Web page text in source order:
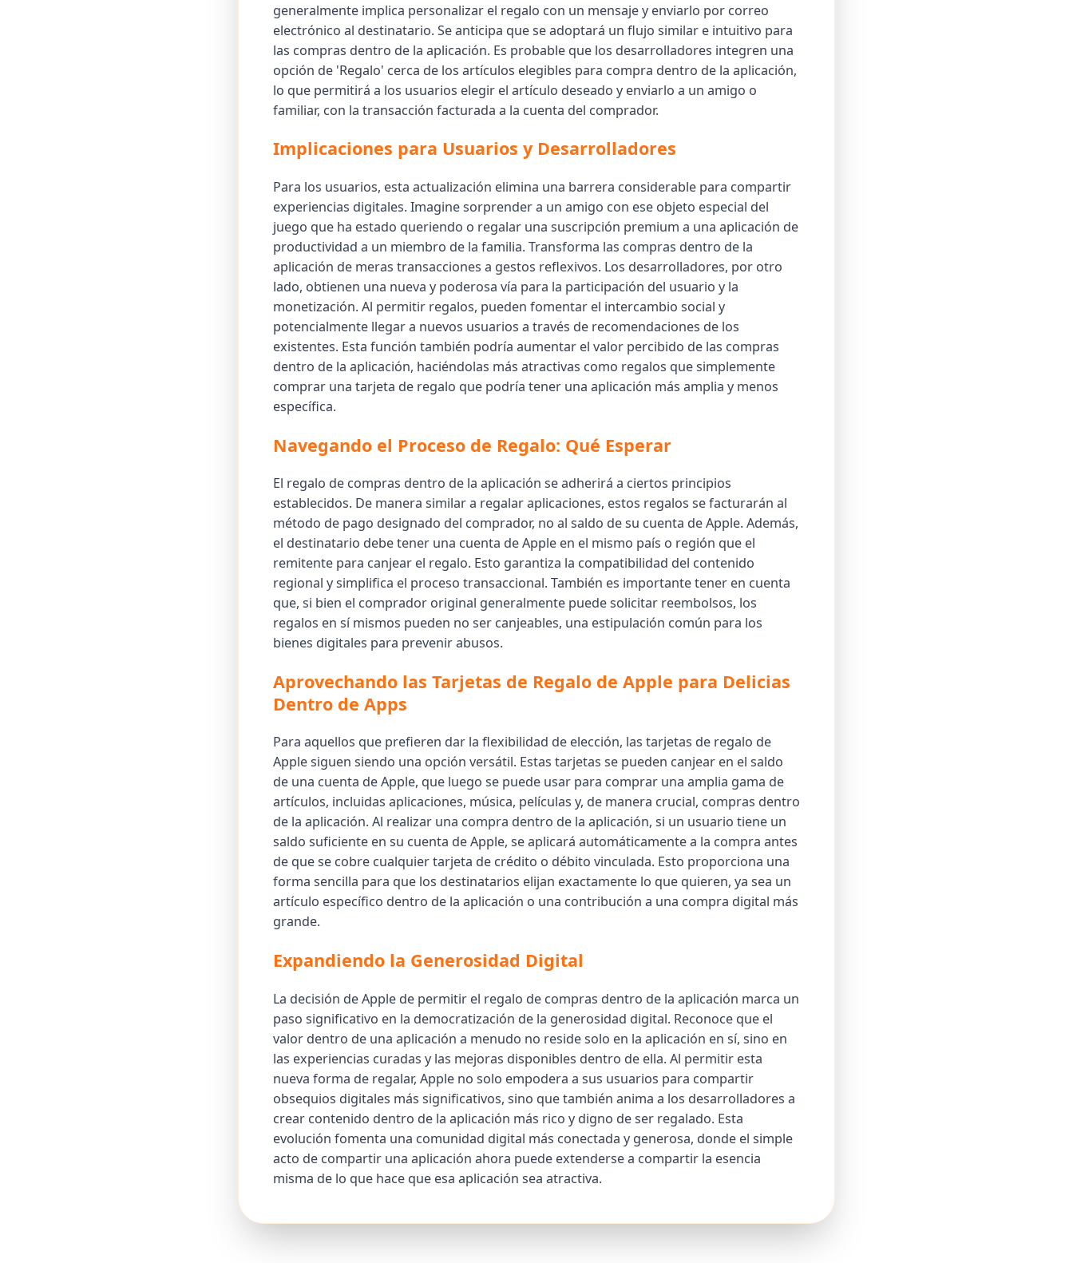
generalmente implica personalizar el regalo con un mensaje y enviarlo por correo
electrónico al destinatario. Se anticipa que se adoptará un flujo similar e intuitivo para
las compras dentro de la aplicación. Es probable que los desarrolladores integren una
opción de 'Regalo' cerca de los artículos elegibles para compra dentro de la aplicación,
lo que permitirá a los usuarios elegir el artículo deseado y enviarlo a un amigo o
familiar, con la transacción facturada a la cuenta del comprador.
Implicaciones para Usuarios y Desarrolladores
Para los usuarios, esta actualización elimina una barrera considerable para compartir
experiencias digitales. Imagine sorprender a un amigo con ese objeto especial del
juego que ha estado queriendo o regalar una suscripción premium a una aplicación de
productividad a un miembro de la familia. Transforma las compras dentro de la
aplicación de meras transacciones a gestos reflexivos. Los desarrolladores, por otro
lado, obtienen una nueva y poderosa vía para la participación del usuario y la
monetización. Al permitir regalos, pueden fomentar el intercambio social y
potencialmente llegar a nuevos usuarios a través de recomendaciones de los
existentes. Esta función también podría aumentar el valor percibido de las compras
dentro de la aplicación, haciéndolas más atractivas como regalos que simplemente
comprar una tarjeta de regalo que podría tener una aplicación más amplia y menos
específica.
Navegando el Proceso de Regalo: Qué Esperar
El regalo de compras dentro de la aplicación se adherirá a ciertos principios
establecidos. De manera similar a regalar aplicaciones, estos regalos se facturarán al
método de pago designado del comprador, no al saldo de su cuenta de Apple. Además,
el destinatario debe tener una cuenta de Apple en el mismo país o región que el
remitente para canjear el regalo. Esto garantiza la compatibilidad del contenido
regional y simplifica el proceso transaccional. También es importante tener en cuenta
que, si bien el comprador original generalmente puede solicitar reembolsos, los
regalos en sí mismos pueden no ser canjeables, una estipulación común para los
bienes digitales para prevenir abusos.
Aprovechando las Tarjetas de Regalo de Apple para Delicias
Dentro de Apps
Para aquellos que prefieren dar la flexibilidad de elección, las tarjetas de regalo de
Apple siguen siendo una opción versátil. Estas tarjetas se pueden canjear en el saldo
de una cuenta de Apple, que luego se puede usar para comprar una amplia gama de
artículos, incluidas aplicaciones, música, películas y, de manera crucial, compras dentro
de la aplicación. Al realizar una compra dentro de la aplicación, si un usuario tiene un
saldo suficiente en su cuenta de Apple, se aplicará automáticamente a la compra antes
de que se cobre cualquier tarjeta de crédito o débito vinculada. Esto proporciona una
forma sencilla para que los destinatarios elijan exactamente lo que quieren, ya sea un
artículo específico dentro de la aplicación o una contribución a una compra digital más
grande.
Expandiendo la Generosidad Digital
La decisión de Apple de permitir el regalo de compras dentro de la aplicación marca un
paso significativo en la democratización de la generosidad digital. Reconoce que el
valor dentro de una aplicación a menudo no reside solo en la aplicación en sí, sino en
las experiencias curadas y las mejoras disponibles dentro de ella. Al permitir esta
nueva forma de regalar, Apple no solo empodera a sus usuarios para compartir
obsequios digitales más significativos, sino que también anima a los desarrolladores a
crear contenido dentro de la aplicación más rico y digno de ser regalado. Esta
evolución fomenta una comunidad digital más conectada y generosa, donde el simple
acto de compartir una aplicación ahora puede extenderse a compartir la esencia
misma de lo que hace que esa aplicación sea atractiva.